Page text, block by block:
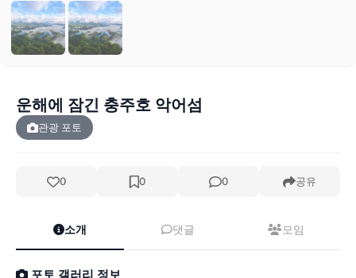
운해에 잠긴 충주호 악어섬
관광 포토
0 0 0 공유
소개 댓글 모임
포토 갤러리 정보